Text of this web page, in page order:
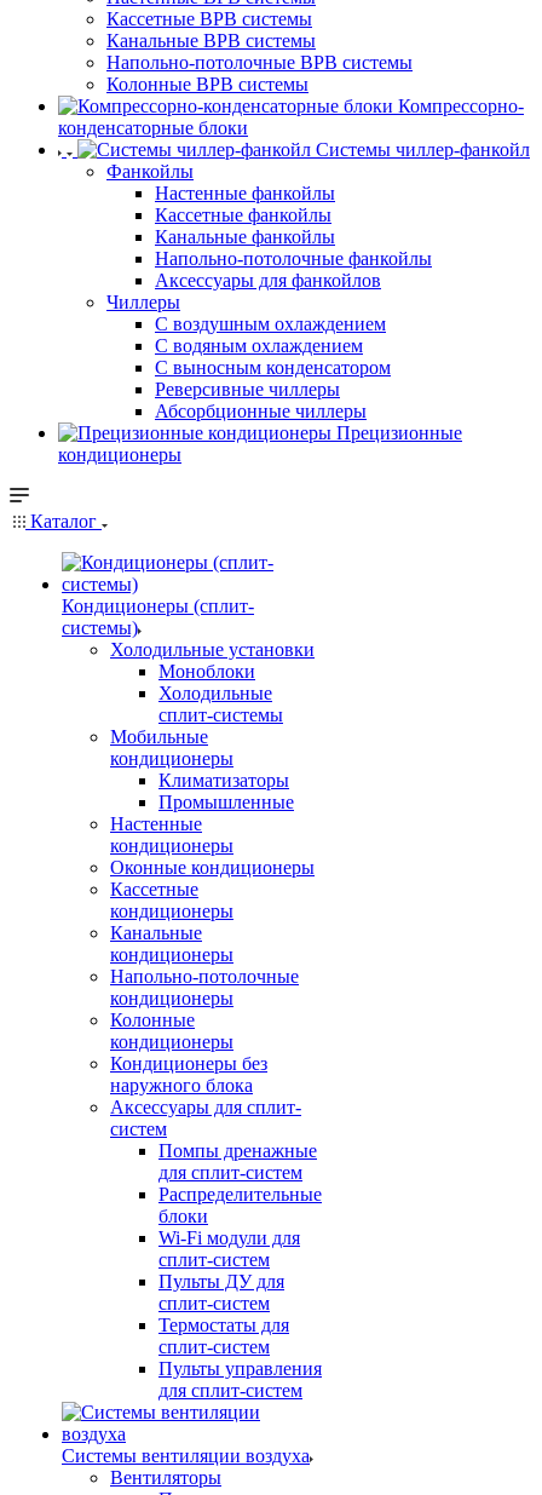
Кассетные ВРВ системы
Канальные ВРВ системы
Напольно-потолочные ВРВ системы
Колонные ВРВ системы
Компрессорно-
конденсаторные блоки
Системы чиллер-фанкойл
Фанкойлы
Настенные фанкойлы
Кассетные фанкойлы
Канальные фанкойлы
Напольно-потолочные фанкойлы
Аксессуары для фанкойлов
Чиллеры
С воздушным охлаждением
С водяным охлаждением
С выносным конденсатором
Реверсивные чиллеры
Абсорбционные чиллеры
Прецизионные
кондиционеры
Каталог
Кондиционеры (сплит-
системы)
Холодильные установки
Моноблоки
Холодильные
сплит-системы
Мобильные
кондиционеры
Климатизаторы
Промышленные
Настенные
кондиционеры
Оконные кондиционеры
Кассетные
кондиционеры
Канальные
кондиционеры
Напольно-потолочные
кондиционеры
Колонные
кондиционеры
Кондиционеры без
наружного блока
Аксессуары для сплит-
систем
Помпы дренажные
для сплит-систем
Распределительные
блоки
Wi-Fi модули для
сплит-систем
Пульты ДУ для
сплит-систем
Термостаты для
сплит-систем
Пульты управления
для сплит-систем
Системы вентиляции воздуха
Вентиляторы